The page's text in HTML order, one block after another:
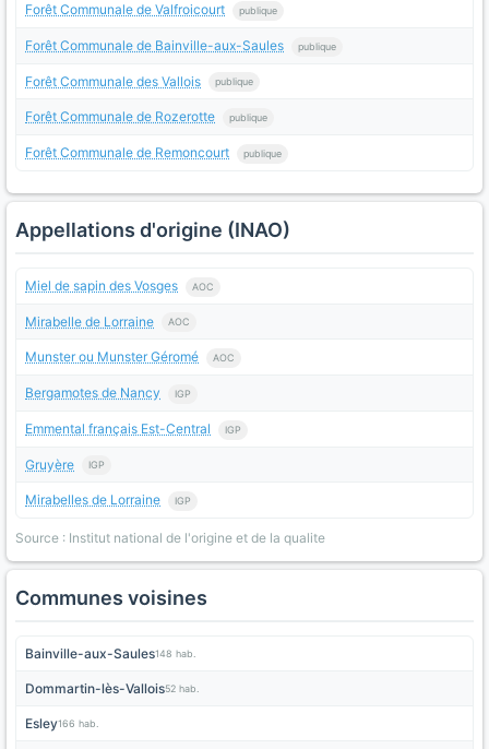
Forêt Communale de Valfroicourt publique
Forêt Communale de Bainville-aux-Saules publique
Forêt Communale des Vallois publique
Forêt Communale de Rozerotte publique
Forêt Communale de Remoncourt publique
Appellations d'origine (INAO)
Miel de sapin des Vosges AOC
Mirabelle de Lorraine AOC
Munster ou Munster Géromé AOC
Bergamotes de Nancy IGP
Emmental français Est-Central IGP
Gruyère IGP
Mirabelles de Lorraine IGP
Source : Institut national de l'origine et de la qualite
Communes voisines
Bainville-aux-Saules148 hab.
Dommartin-lès-Vallois52 hab.
Esley166 hab.